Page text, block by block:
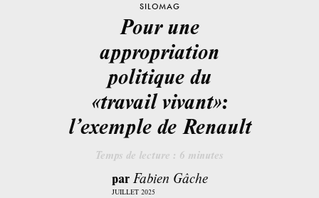
SILOMAG
Pour une
appropriation
politique du
«travail vivant»:
l’exemple de Renault
Temps de lecture : 6 minutes
par Fabien Gâche
JUILLET 2025